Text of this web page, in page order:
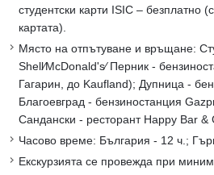
студентски карти ISIC – безплатно
картата).
Място на отпътуване и връщане:
Shell∕McDonald's∕ Перник -
Гагарин, до Kaufland); Дупница -
Благоевград - бензиностанция
Сандански - ресторант Happy Bar &
Часово време: България - 12 ч.;
Екскурзията се провежда при